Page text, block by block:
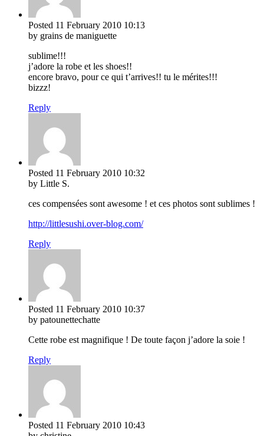
Posted 11 February 2010 10:13
by grains de maniguette
sublime!!!
j’adore la robe et les shoes!!
encore bravo, pour ce qui t’arrives!! tu le mérites!!!
bizzz!
Reply
Posted 11 February 2010 10:32
by Little S.
ces compensées sont awesome ! et ces photos sont sublimes !
http://littlesushi.over-blog.com/
Reply
Posted 11 February 2010 10:37
by patounettechatte
Cette robe est magnifique ! De toute façon j’adore la soie !
Reply
Posted 11 February 2010 10:43